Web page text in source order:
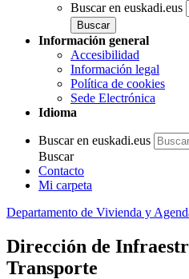
Buscar en euskadi.eus
Información general
Accesibilidad
Información legal
Política de cookies
Sede Electrónica
Idioma
Buscar en euskadi.eus
Buscar
Contacto
Mi carpeta
Departamento de Vivienda y
Dirección de
Transporte